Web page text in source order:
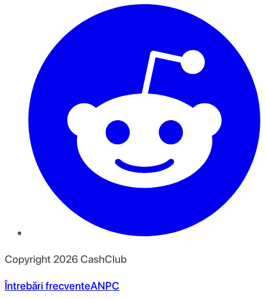
Copyright 2026CashClub
Întrebări frecventeANPC